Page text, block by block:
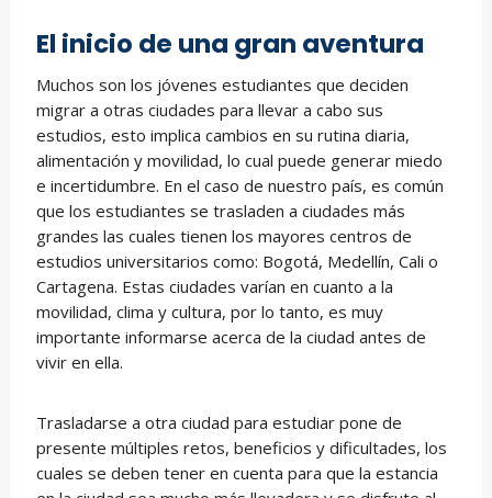
El inicio de una gran aventura
Muchos son los jóvenes estudiantes que deciden
migrar a otras ciudades para llevar a cabo sus
estudios, esto implica cambios en su rutina diaria,
alimentación y movilidad, lo cual puede generar miedo
e incertidumbre. En el caso de nuestro país, es común
que los estudiantes se trasladen a ciudades más
grandes las cuales tienen los mayores centros de
estudios universitarios como: Bogotá, Medellín, Cali o
Cartagena. Estas ciudades varían en cuanto a la
movilidad, clima y cultura, por lo tanto, es muy
importante informarse acerca de la ciudad antes de
vivir en ella.
Trasladarse a otra ciudad para estudiar pone de
presente múltiples retos, beneficios y dificultades, los
cuales se deben tener en cuenta para que la estancia